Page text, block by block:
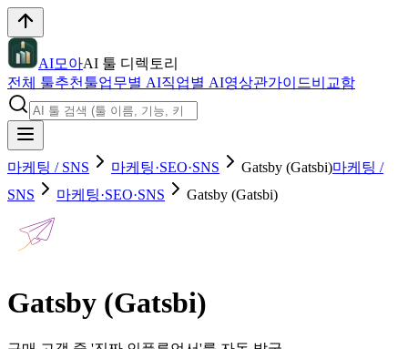
AI모아AI 툴 디렉토리
전체 툴추천툴업무별 AI직업별 AI영상관가이드비교함
마케팅 / SNS 마케팅·SEO·SNS Gatsby (Gatsbi)마케팅 /
SNS
마케팅·SEO·SNS Gatsby (Gatsbi)
Gatsby (Gatsbi)